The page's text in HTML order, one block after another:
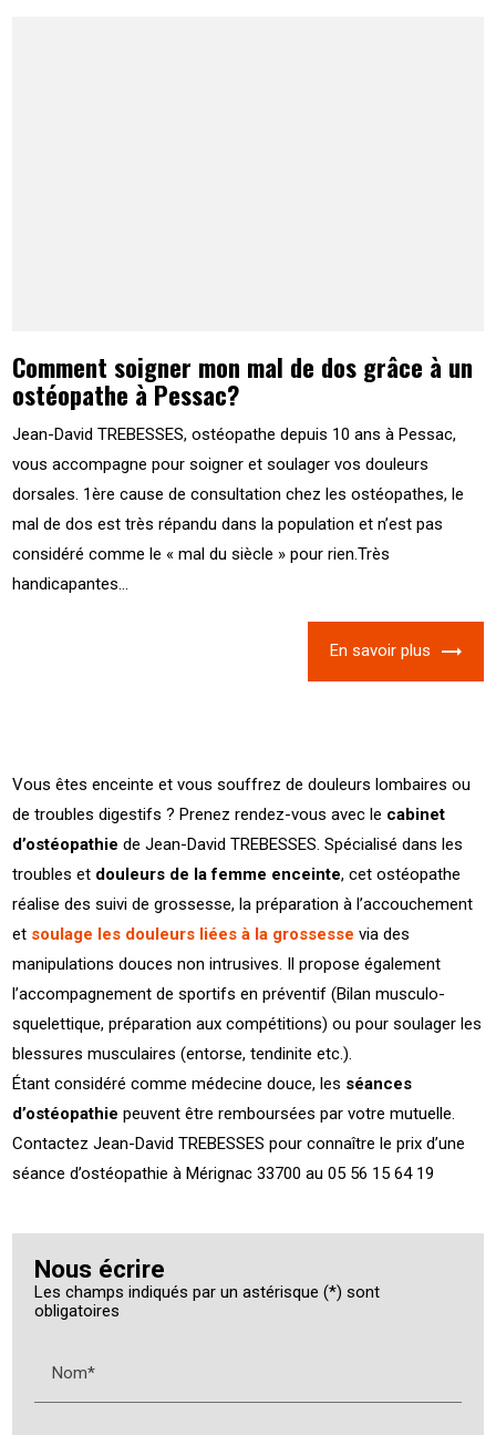
Comment soigner mon mal de dos grâce à un
ostéopathe à Pessac?
Jean-David TREBESSES, ostéopathe depuis 10 ans à Pessac,
vous accompagne pour soigner et soulager vos douleurs
dorsales. 1ère cause de consultation chez les ostéopathes, le
mal de dos est très répandu dans la population et n’est pas
considéré comme le « mal du siècle » pour rien.Très
handicapantes...
En savoir plus
Vous êtes enceinte et vous souffrez de douleurs lombaires ou
de troubles digestifs ? Prenez rendez-vous avec le cabinet
d’ostéopathie de Jean-David TREBESSES. Spécialisé dans les
troubles et douleurs de la femme enceinte, cet ostéopathe
réalise des suivi de grossesse, la préparation à l’accouchement
et soulage les douleurs liées à la grossesse via des
manipulations douces non intrusives. Il propose également
l’accompagnement de sportifs en préventif (Bilan musculo-
squelettique, préparation aux compétitions) ou pour soulager les
blessures musculaires (entorse, tendinite etc.).
Étant considéré comme médecine douce, les séances
d’ostéopathie peuvent être remboursées par votre mutuelle.
Contactez Jean-David TREBESSES pour connaître le prix d’une
séance d’ostéopathie à Mérignac 33700 au 05 56 15 64 19
Nous écrire
Les champs indiqués par un astérisque (*) sont
obligatoires
Nom*